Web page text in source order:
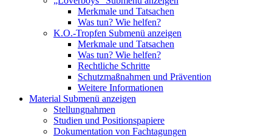
Merkmale und Tatsachen
Was tun? Wie helfen?
K.O.-Tropfen Submenü anzeigen
Merkmale und Tatsachen
Was tun? Wie helfen?
Rechtliche Schritte
Schutzmaßnahmen und Prävention
Weitere Informationen
Material Submenü anzeigen
Stellungnahmen
Studien und Positionspapiere
Dokumentation von Fachtagungen